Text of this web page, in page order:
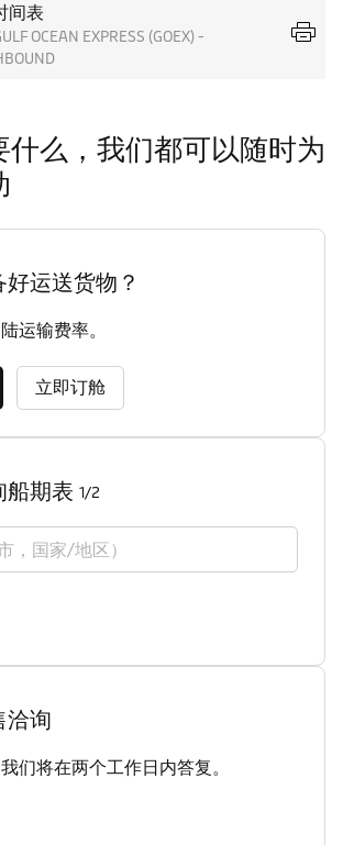
间表
OCEAN EXPRESS (GOEX) -
什么，我们都可以随时为
好运送货物？
运输费率。
立即订舱
船期表 1/2
，国家/地区）
洽询
们将在两个工作日内答复。